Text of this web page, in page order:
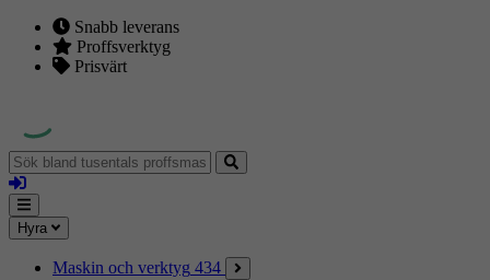
Snabb leverans
Proffsverktyg
Prisvärt
Sök
bland
tusentals
proffsmaskiner
Logga
in
Mina
sidor
Meny
Hyra
Maskin och verktyg 434